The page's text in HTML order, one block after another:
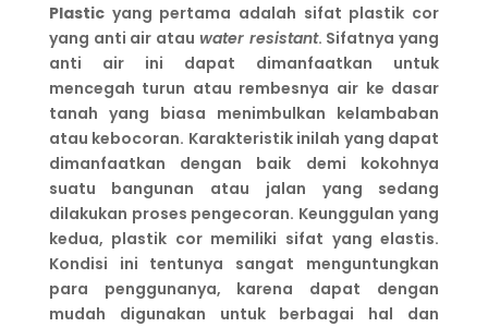
Plasticyang pertama adalah sifat plastik cor
yang anti air atau water resistant. Sifatnya yang
anti air ini dapat dimanfaatkan untuk
mencegah turun atau rembesnya air ke dasar
tanah yang biasa menimbulkan kelambaban
atau kebocoran. Karakteristik inilah yang dapat
dimanfaatkan dengan baik demi kokohnya
suatu bangunan atau jalan yang sedang
dilakukan proses pengecoran. Keunggulan yang
kedua, plastik cor memiliki sifat yang elastis.
Kondisi ini tentunya sangat menguntungkan
para penggunanya, karena dapat dengan
mudah digunakan untuk berbagai hal dan